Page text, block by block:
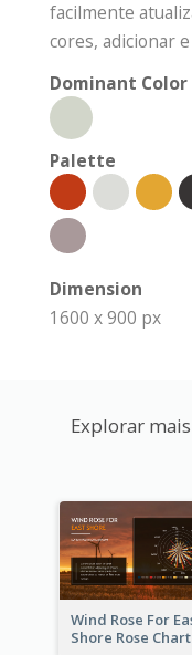
facilmente
cores, adicionar
Dominant Color
Palette
Dimension
1600 x 900 px
Explorar
Wind Rose For
Shore Rose Chart